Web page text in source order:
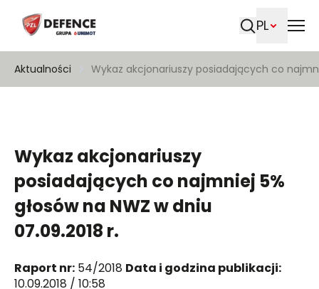
PL
Aktualności Wykaz akcjonariuszy posiadających co
Wykaz akcjonariuszy
posiadających co najmniej 5%
głosów na NWZ w dniu
07.09.2018 r.
Raport nr: 54/2018 Data i godzina publikacji:
10.09.2018 / 10:58